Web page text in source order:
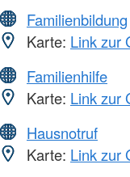
Familienbildung
Karte: Link zur
Familienhilfe
Karte: Link zur
Hausnotruf
Karte: Link zur